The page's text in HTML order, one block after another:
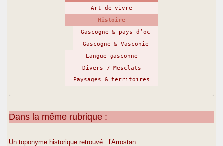
Art de vivre
Histoire
Gascogne & pays d’oc
Gascogne & Vasconie
Langue gasconne
Divers / Mesclats
Paysages & territoires
Dans la même rubrique :
Un toponyme historique retrouvé : l’Arrostan.